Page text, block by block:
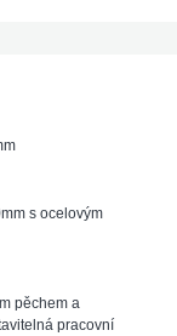
s ocelovým
pěchem a
pracovní